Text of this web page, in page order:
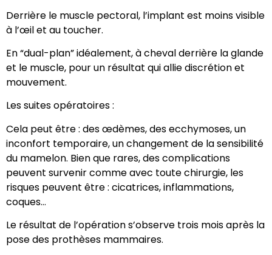
Derrière le muscle pectoral, l’implant est moins visible
à l’œil et au toucher.
En “dual-plan” idéalement, à cheval derrière la glande
et le muscle, pour un résultat qui allie discrétion et
mouvement.
Les suites opératoires :
Cela peut être : des œdèmes, des ecchymoses, un
inconfort temporaire, un changement de la sensibilité
du mamelon. Bien que rares, des complications
peuvent survenir comme avec toute chirurgie, les
risques peuvent être : cicatrices, inflammations,
coques…
Le résultat de l’opération s’observe trois mois après la
pose des prothèses mammaires.